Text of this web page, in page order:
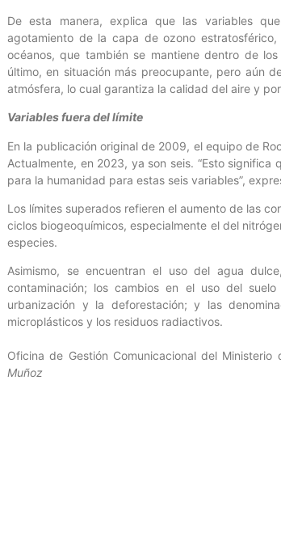
De esta manera, explica que las variables
agotamiento de la capa de ozono
océanos, que también se mantiene dentro de
último, en situación más preocupante, pero aún
atmósfera, lo cual garantiza la calidad del aire y
Variables fuera del límite
En la publicación original de 2009, el equipo de
Actualmente, en 2023, ya son seis. “Esto
para la humanidad para estas seis variables”,
Los límites superados refieren el aumento de las
ciclos biogeoquímicos, especialmente el del
especies.
Asimismo, se encuentran el uso del agua
contaminación; los cambios en el uso del
urbanización y la deforestación; y las
microplásticos y los residuos radiactivos.
Oficina de Gestión Comunicacional del
Muñoz